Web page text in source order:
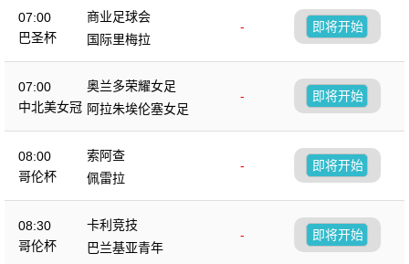
07:00
巴圣杯
商业足球会
-
国际里梅拉
即将开始
07:00
中北美女冠
奥兰多荣耀女足
-
阿拉朱埃伦塞女足
即将开始
08:00
哥伦杯
索阿查
-
佩雷拉
即将开始
08:30
哥伦杯
卡利竞技
-
巴兰基亚青年
即将开始